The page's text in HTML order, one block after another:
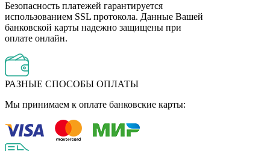
Безопасность платежей гарантируется
использованием SSL протокола. Данные Вашей
банковской карты надежно защищены при
оплате онлайн.
РАЗНЫЕ СПОСОБЫ ОПЛАТЫ
Мы принимаем к оплате банковские карты: